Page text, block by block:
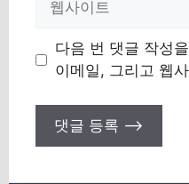
트
다음 번 댓글 작성
이메일, 그리고 웹